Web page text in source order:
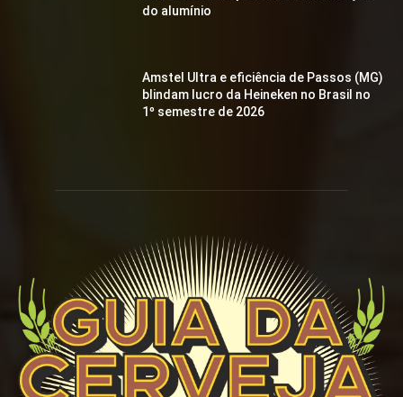
do alumínio
Amstel Ultra e eficiência de Passos (MG)
blindam lucro da Heineken no Brasil no
1º semestre de 2026